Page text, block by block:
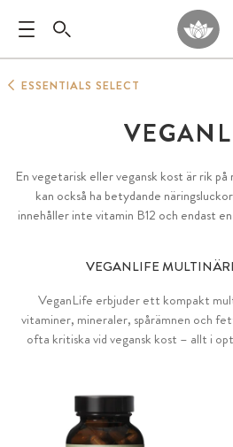
ESSENTIALS SELECT
En vegetarisk eller vegansk kost är rik
kan också ha betydande
innehåller inte vitamin B12 och endast
näringsämnen rekommenderas
veganförbund.
VEGANLIFE
VeganLife erbjuder ett kompakt
vitaminer, mineraler, spårämnen och
ofta kritiska vid vegansk kost – allt i
omfattande bioaktivt näringskomplex
fullspektrum premium allround-
utbudet av beprövade växtämnen